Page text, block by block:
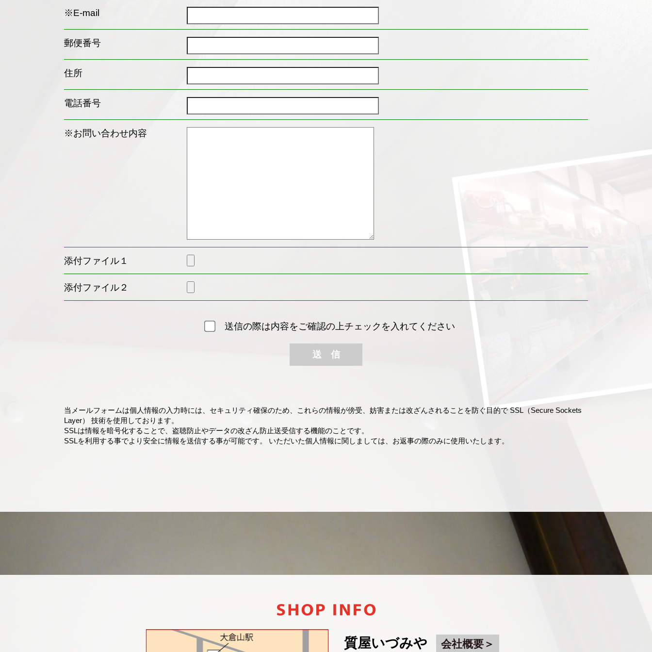
※E-mail
郵便番号
住所
電話番号
※お問い合わせ内容
添付ファイル１
添付ファイル２
送信の際は内容をご確認の上チェックを入れてください
当メールフォームは個人情報の入力時には、セキュリティ確保のため、これらの情報が傍受、妨害または改ざんされることを防ぐ目的で SSL（Secure Sockets
Layer） 技術を使用しております。
SSLは情報を暗号化することで、盗聴防止やデータの改ざん防止送受信する機能のことです。
SSLを利用する事でより安全に情報を送信する事が可能です。 いただいた個人情報に関しましては、お返事の際のみに使用いたします。
質屋いづみや 会社概要＞